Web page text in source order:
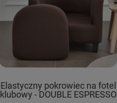
Elastyczny pokrowiec na fotel
klubowy - DOUBLE ESPRESSO